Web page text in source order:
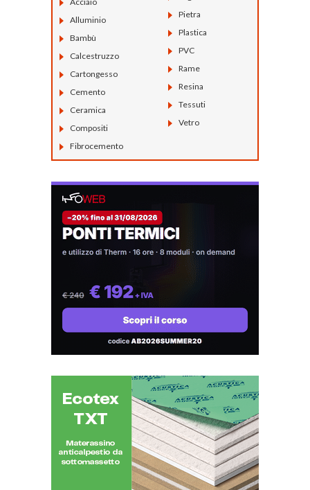
Alluminio
Bambù
Calcestruzzo
Cartongesso
Cemento
Ceramica
Compositi
Fibrocemento
Pietra
Plastica
PVC
Rame
Resina
Tessuti
Vetro